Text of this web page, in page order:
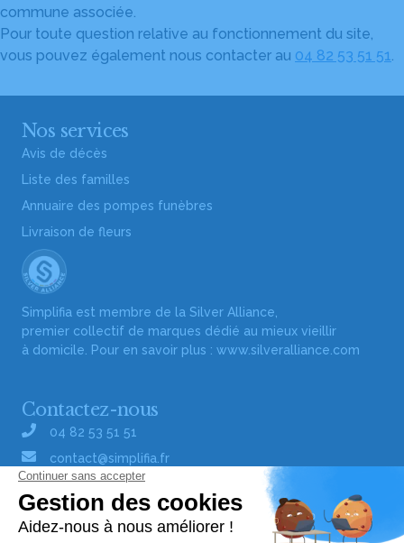
commune associée.
Pour toute question relative au fonctionnement du site,
vous pouvez également nous contacter au 04 82 53 51 51.
Nos services
Avis de décès
Liste des familles
Annuaire des pompes funèbres
Livraison de fleurs
Simplifia est membre de la Silver Alliance,
premier collectif de marques dédié au mieux vieillir
à domicile. Pour en savoir plus : www.silveralliance.com
Contactez-nous
04 82 53 51 51
contact@simplifia.fr
Réseaux sociaux